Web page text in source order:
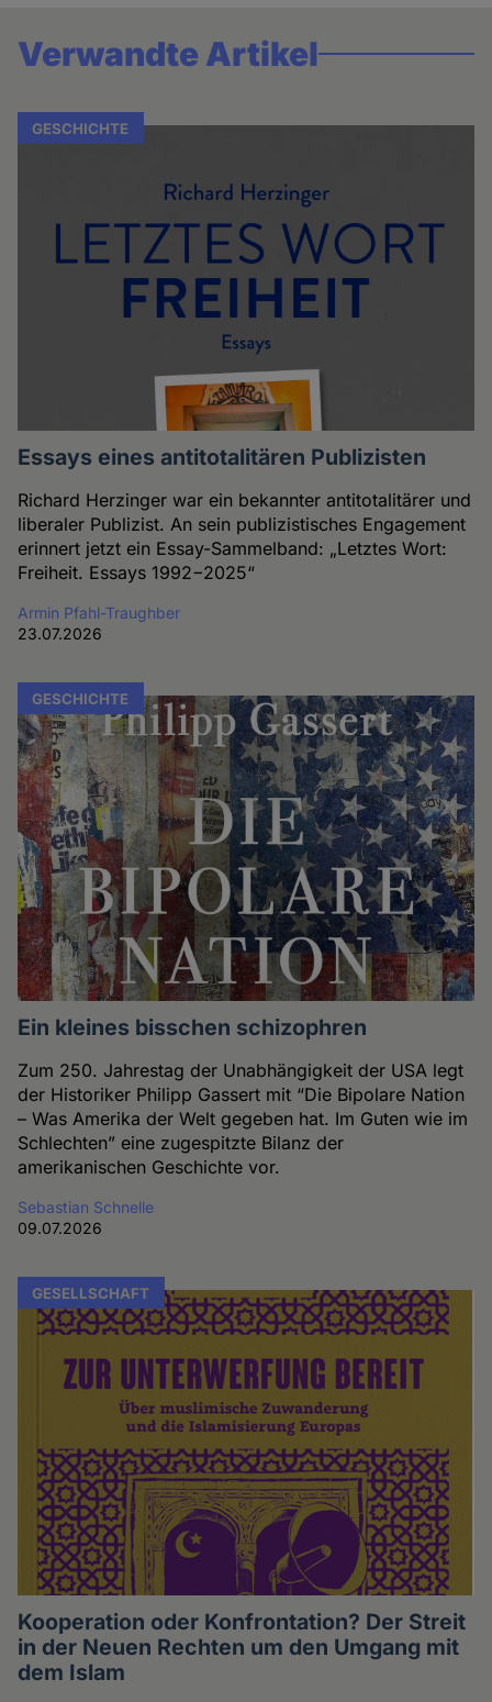
Verwandte Artikel
GESCHICHTE
Essays eines antitotalitären Publizisten
Richard Herzinger war ein bekannter antitotalitärer und
liberaler Publizist. An sein publizistisches Engagement
erinnert jetzt ein Essay-Sammelband: „Letztes Wort:
Freiheit. Essays 1992−2025“
Armin Pfahl-Traughber
23.07.2026
GESCHICHTE
Ein kleines bisschen schizophren
Zum 250. Jahrestag der Unabhängigkeit der USA legt
der Historiker Philipp Gassert mit “Die Bipolare Nation
– Was Amerika der Welt gegeben hat. Im Guten wie im
Schlechten” eine zugespitzte Bilanz der
amerikanischen Geschichte vor.
Sebastian Schnelle
09.07.2026
GESELLSCHAFT
Kooperation oder Konfrontation? Der Streit
in der Neuen Rechten um den Umgang mit
dem Islam